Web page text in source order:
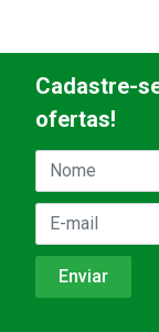
Cadastre-
ofertas!